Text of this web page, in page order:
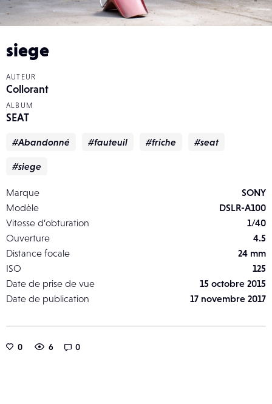
siege
AUTEUR
Collorant
ALBUM
SEAT
#Abandonné #fauteuil #friche #seat
#siege
Marque
SONY
Modèle
DSLR-A100
Vitesse d’obturation
1/40
Ouverture
4.5
Distance focale
24 mm
ISO
125
Date de prise de vue
15 octobre 2015
Date de publication
17 novembre 2017
0 6 0